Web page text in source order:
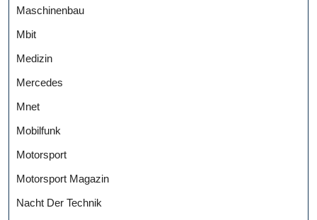
Maschinenbau
Mbit
Medizin
Mercedes
Mnet
Mobilfunk
Motorsport
Motorsport Magazin
Nacht Der Technik